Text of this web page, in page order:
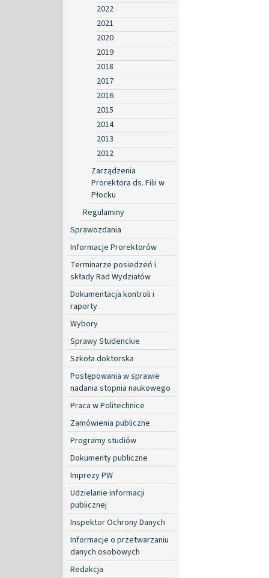
2022
2021
2020
2019
2018
2017
2016
2015
2014
2013
2012
Zarządzenia
Prorektora ds. Filii w
Płocku
Regulaminy
Sprawozdania
Informacje Prorektorów
Terminarze posiedzeń i
składy Rad Wydziałów
Dokumentacja kontroli i
raporty
Wybory
Sprawy Studenckie
Szkoła doktorska
Postępowania w sprawie
nadania stopnia naukowego
Praca w Politechnice
Zamówienia publiczne
Programy studiów
Dokumenty publiczne
Imprezy PW
Udzielanie informacji
publicznej
Inspektor Ochrony Danych
Informacje o przetwarzaniu
danych osobowych
Redakcja